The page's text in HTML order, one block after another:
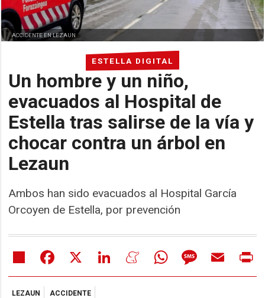
ESTELLA DIGITAL
Un hombre y un niño,
evacuados al Hospital de
Estella tras salirse de la vía y
chocar contra un árbol en
Lezaun
Ambos han sido evacuados al Hospital García
Orcoyen de Estella, por prevención
ACCIDENTE EN LEZAUN
Share Facebook LinkedIn MeneameWhatsAppMessageEmail
LEZAUN ACCIDENTE